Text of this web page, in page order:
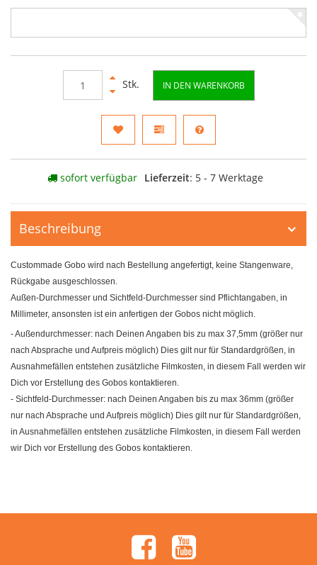
Stk. IN DEN WARENKORB
sofort verfügbar Lieferzeit: 5 - 7 Werktage
Beschreibung
Custommade Gobo wird nach Bestellung angefertigt, keine Stangenware,
Rückgabe ausgeschlossen.
Außen-Durchmesser und Sichtfeld-Durchmesser sind Pflichtangaben, in
Millimeter, ansonsten ist ein anfertigen der Gobos nicht möglich.
- Außendurchmesser: nach Deinen Angaben bis zu max 37,5mm (größer nur
nach Absprache und Aufpreis möglich) Dies gilt nur für Standardgrößen, in
Ausnahmefällen entstehen zusätzliche Filmkosten, in diesem Fall werden wir
Dich vor Erstellung des Gobos kontaktieren.
- Sichtfeld-Durchmesser: nach Deinen Angaben bis zu max 36mm (größer
nur nach Absprache und Aufpreis möglich) Dies gilt nur für Standardgrößen,
in Ausnahmefällen entstehen zusätzliche Filmkosten, in diesem Fall werden
wir Dich vor Erstellung des Gobos kontaktieren.